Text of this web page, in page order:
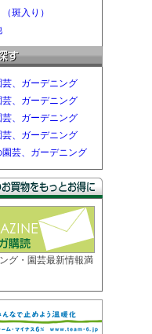
斑入り）
芸、ガーデニング
芸、ガーデニング
芸、ガーデニング
芸、ガーデニング
園芸、ガーデニング
グ・園芸最新情報満